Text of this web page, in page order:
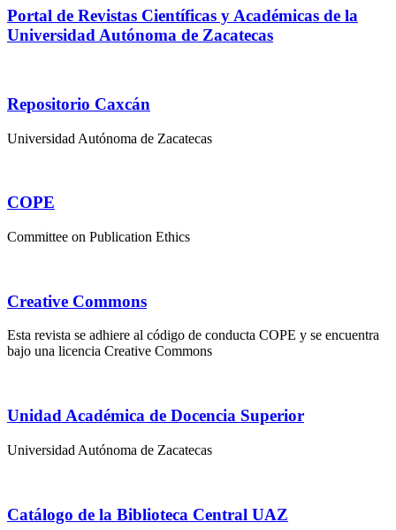
Portal de Revistas Científicas y Académicas de la
Universidad Autónoma de Zacatecas
Repositorio Caxcán
Universidad Autónoma de Zacatecas
COPE
Committee on Publication Ethics
Creative Commons
Esta revista se adhiere al código de conducta COPE y se encuentra
bajo una licencia Creative Commons
Unidad Académica de Docencia Superior
Universidad Autónoma de Zacatecas
Catálogo de la Biblioteca Central UAZ